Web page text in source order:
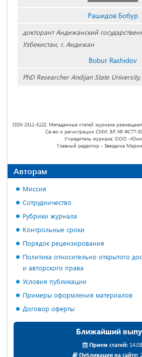
Рашидов Бобур
докторант Андижанский
Узбекистан, г. Андижан
Bobur Rashidov
PhD Researcher Andijan State
ISSN 2311-5122. Метаданные статей журнала
Св-во о регистрации СМИ: ЭЛ № ФС77-
Учредитель журнала: ООО
Главный редактор - Звездина
Авторам
Миссия
Сотрудничество
Рубрики журнала
Контрольные сроки
Порядок рецензирования
Политика относительно открытого
и авторского права
Условия публикации
Примеры оформления материалов
Договор оферты
Ближайший
Прием статей: 14.08
Публикация на сайте: